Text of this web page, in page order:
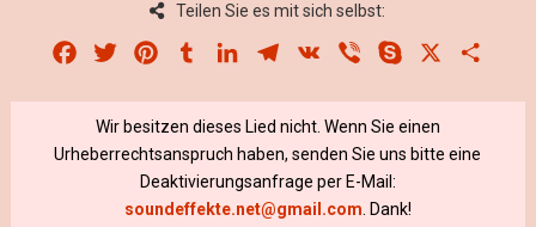
Teilen Sie es mit sich selbst:
Facebook
Twitter PinterestTumblrLinkedInTelegram
VK Viber Skype
Wir besitzen dieses Lied nicht. Wenn Sie einen
Urheberrechtsanspruch haben, senden Sie uns bitte eine
Deaktivierungsanfrage per E-Mail:
soundeffekte.net@gmail.com . Dank!